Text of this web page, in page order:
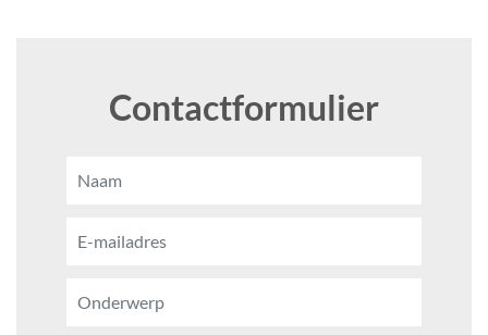
Contactformulier